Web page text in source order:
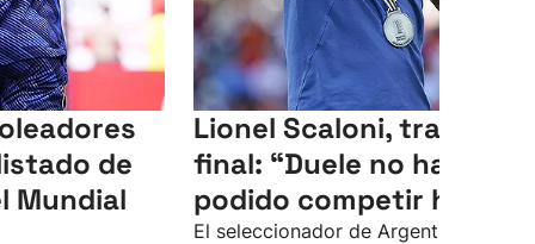
de
Mundial
Lionel Scaloni, tras la
final: “Duele no haber
podido competir hoy”
El seleccionador de Argentina, Lionel